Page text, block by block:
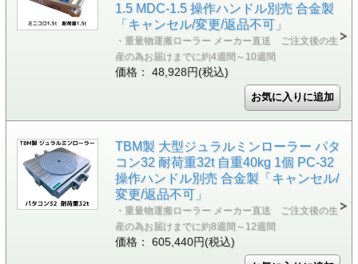
1.5 MDC-1.5 操作ハンドル別売 合金製
「キャンセル/変更/返品不可」
・重量物運搬ローラー メーカー直送 ご注文後の生
産の為お届けまでに約4週間～10週間
価格： 48,928円(税込)
TBM製 大型ジュラルミンローラー パタ
コン32 耐荷重32t 自重40kg 1個 PC-32
操作ハンドル別売 合金製「キャンセル/
変更/返品不可」
・重量物運搬ローラー メーカー直送 ご注文後の生
産の為お届けまでに約8週間～12週間
価格： 605,440円(税込)